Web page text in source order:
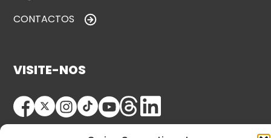
CONTACTOS
VISITE-NOS